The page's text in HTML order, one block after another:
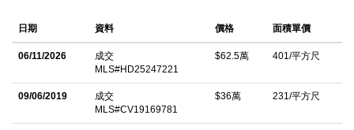
future projects. Located near Fontana Park and many other local
parks, residents enjoy walking trails, sports facilities,
playgrounds, and community events year-round. Shopping,
dining, and freeway access are just minutes away, offering an
easy lifestyle in one of the fastest-growing cities in the Inland
日期 資料 價格 面積單價
06/11/2026
成交
MLS#HD25247221
$62.5萬 401/平方尺
09/06/2019
成交
MLS#CV19169781
$36萬 231/平方尺